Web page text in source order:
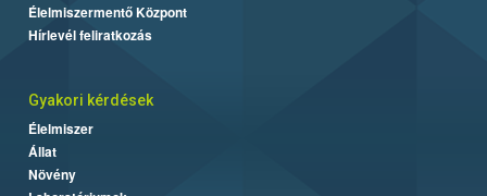
Élelmiszermentő Központ
Hírlevél feliratkozás
Gyakori kérdések
Élelmiszer
Állat
Növény